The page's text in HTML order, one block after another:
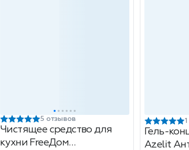
5 отзывов
Чистящее средство для
кухни FreeДом
Гель-
Azelit